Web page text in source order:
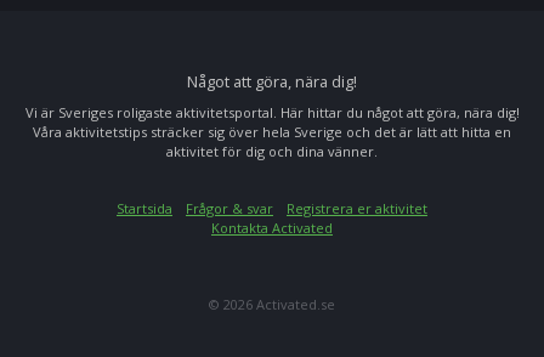
Något att göra, nära dig!
Vi är Sveriges roligaste aktivitetsportal. Här hittar du något att göra, nära dig!
Våra aktivitetstips sträcker sig över hela Sverige och det är lätt att hitta en
aktivitet för dig och dina vänner.
Startsida Frågor & svar
Registrera er aktivitet
Kontakta Activated
© 2026 Activated.se